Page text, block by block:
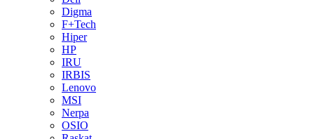
Digma
F+Tech
Hiper
HP
IRU
IRBIS
Lenovo
MSI
Nerpa
OSIO